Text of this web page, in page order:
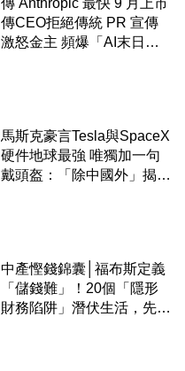
傳 Anthropic 最快 9 月上市
傳CEO拒絕傳統 PR 宣傳
激怒金主 頻爆「AI末日
馬斯克豪言Tesla與SpaceX
硬件地球最強 唯獨加一句
戴頭盔：「除中國外」揭上
中產慳錢錦囊│福布斯定義
「儲錢難」！20個「隱形
財務陷阱」潛伏生活，先買